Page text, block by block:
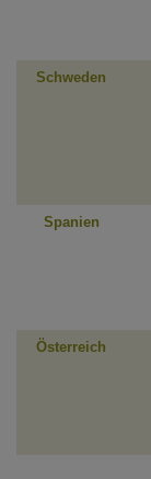
Schweden
Spanien
Österreich